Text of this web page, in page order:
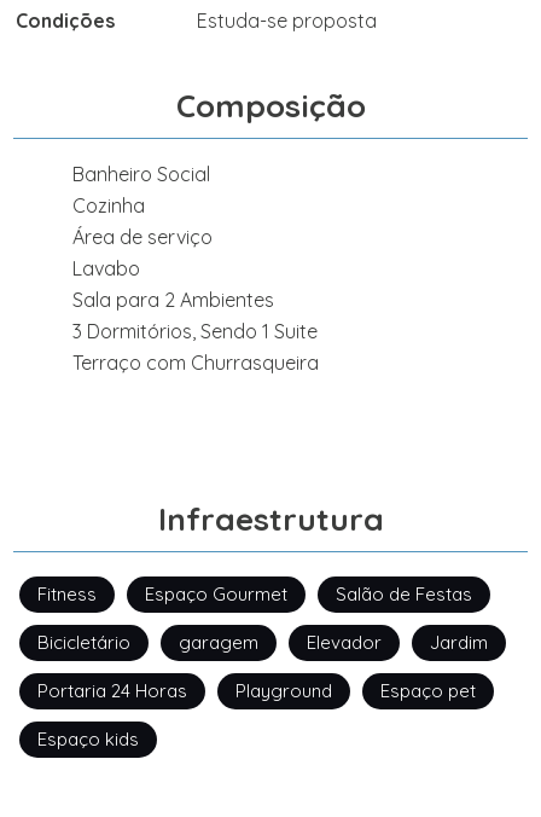
Condições
Estuda-se proposta
Composição
Banheiro Social
Cozinha
Área de serviço
Lavabo
Sala para 2 Ambientes
3 Dormitórios, Sendo 1 Suite
Terraço com Churrasqueira
Infraestrutura
Fitness Espaço Gourmet Salão de Festas
Bicicletário garagem Elevador Jardim
Portaria 24 Horas Playground Espaço pet
Espaço kids